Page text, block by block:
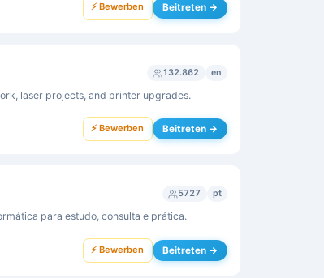
⚡ Bewerben Beitreten →
132.862 en
laser projects, and printer upgrades.
⚡ Bewerben Beitreten →
5727 pt
para estudo, consulta e prática.
⚡ Bewerben Beitreten →